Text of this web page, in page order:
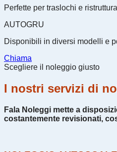
Perfette per traslochi e
AUTOGRU
Disponibili in diversi modelli e
Chiama
Scegliere il noleggio giusto
I nostri servizi di
Fala Noleggi mette a
costantemente revisionati,